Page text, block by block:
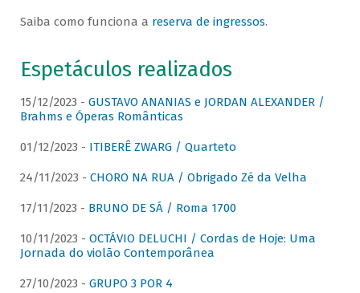
Saiba como funciona a reserva de ingressos.
Espetáculos realizados
15/12/2023 - GUSTAVO ANANIAS e JORDAN ALEXANDER /
Brahms e Óperas Românticas
01/12/2023 - ITIBERÊ ZWARG / Quarteto
24/11/2023 - CHORO NA RUA / Obrigado Zé da Velha
17/11/2023 - BRUNO DE SÁ / Roma 1700
10/11/2023 - OCTÁVIO DELUCHI / Cordas de Hoje: Uma
Jornada do violão Contemporânea
27/10/2023 - GRUPO 3 POR 4